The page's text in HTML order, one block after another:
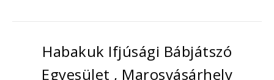
Habakuk Ifjúsági Bábjátszó
Egyesület , Marosvásárhely